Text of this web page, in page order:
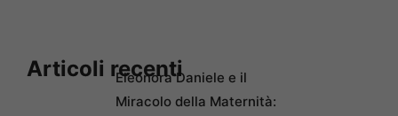
Articoli recentiEleonora Daniele e il
Miracolo della Maternità: